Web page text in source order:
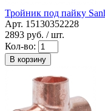
Тройник под пайку
Арт. 15130352228
2893 руб. / шт.
Кол-во:
В корзину